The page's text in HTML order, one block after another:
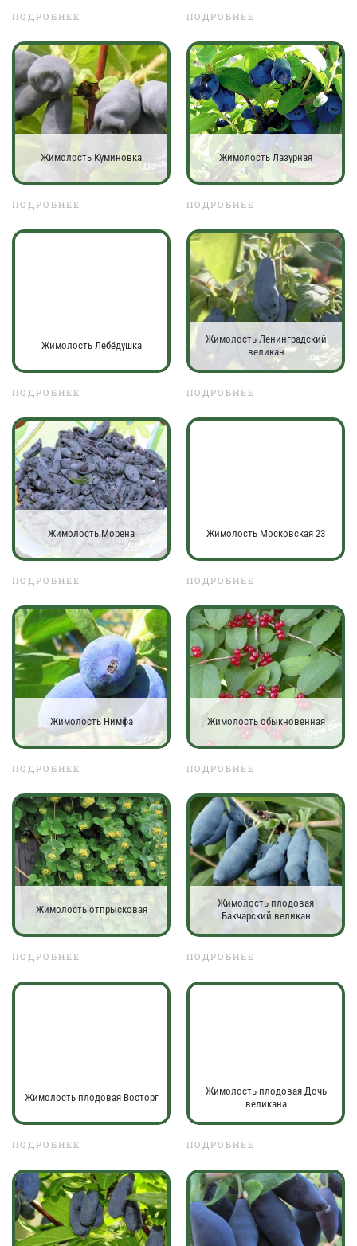
ПОДРОБНЕЕ ПОДРОБНЕЕ
Жимолость Куминовка
ПОДРОБНЕЕ
Жимолость Лазурная
ПОДРОБНЕЕ
Жимолость Лебёдушка
ПОДРОБНЕЕ
Жимолость Ленинградский
великан
ПОДРОБНЕЕ
Жимолость Морена
ПОДРОБНЕЕ
Жимолость Московская 23
ПОДРОБНЕЕ
Жимолость Нимфа
ПОДРОБНЕЕ
Жимолость обыкновенная
ПОДРОБНЕЕ
Жимолость отпрысковая
ПОДРОБНЕЕ
Жимолость плодовая
Бакчарский великан
ПОДРОБНЕЕ
Жимолость плодовая Восторг
ПОДРОБНЕЕ
Жимолость плодовая Дочь
великана
ПОДРОБНЕЕ